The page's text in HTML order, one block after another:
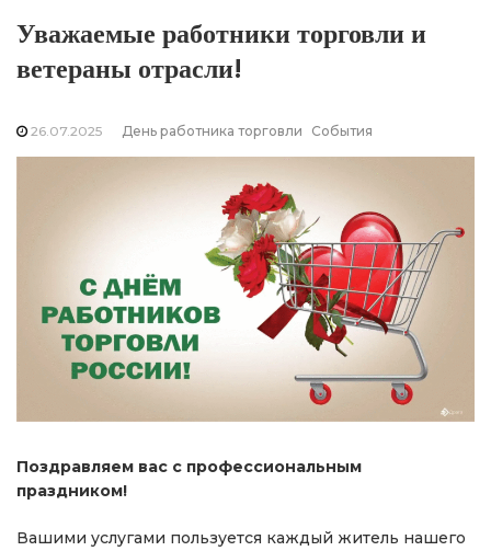
Уважаемые работники торговли и
ветераны отрасли!
26.07.2025 День работника торговли События
Поздравляем вас с профессиональным
праздником!
Вашими услугами пользуется каждый житель нашего